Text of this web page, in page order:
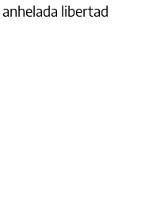
libertad